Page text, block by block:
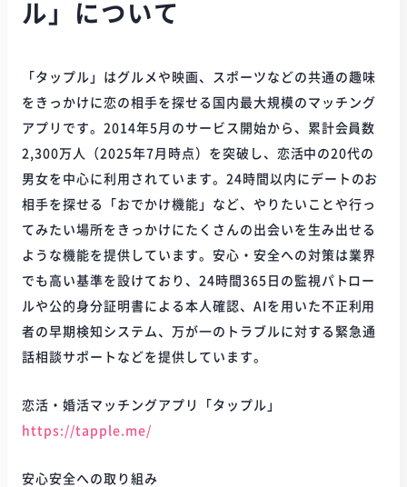
ル」について
「タップル」はグルメや映画、スポーツなどの共通の趣味
をきっかけに恋の相手を探せる国内最大規模のマッチング
アプリです。2014年5月のサービス開始から、累計会員数
2,300万人（2025年7月時点）を突破し、恋活中の20代の
男女を中心に利用されています。24時間以内にデートのお
相手を探せる「おでかけ機能」など、やりたいことや行っ
てみたい場所をきっかけにたくさんの出会いを生み出せる
ような機能を提供しています。安心・安全への対策は業界
でも高い基準を設けており、24時間365日の監視パトロー
ルや公的身分証明書による本人確認、AIを用いた不正利用
者の早期検知システム、万が一のトラブルに対する緊急通
話相談サポートなどを提供しています。
恋活・婚活マッチングアプリ「タップル」
https://tapple.me/
安心安全への取り組み